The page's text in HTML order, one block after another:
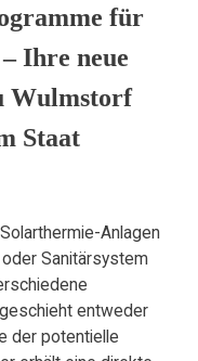
für
Ihre neue
Wulmstorf
Staat
Anlagen
Sanitärsystem
entweder
der potentielle